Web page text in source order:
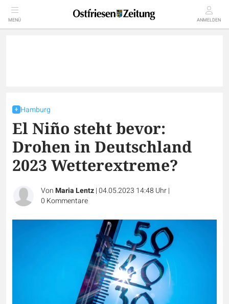
MENÜ ANMELDEN
Hamburg
El Niño steht bevor:
Drohen in Deutschland
2023 Wetterextreme?
VonMaria Lentz|04.05.2023 14:48 Uhr|
0 Kommentare